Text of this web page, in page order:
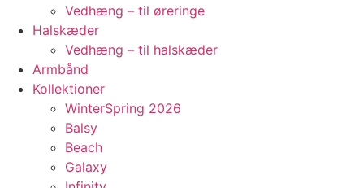
Vedhæng – til øreringe
Halskæder
Vedhæng – til halskæder
Armbånd
Kollektioner
WinterSpring 2026
Balsy
Beach
Galaxy